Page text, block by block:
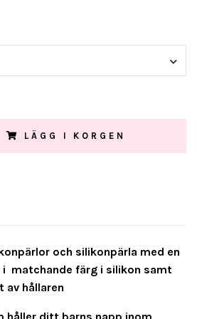
LÄGG I KORGEN
och silikonpärla med en
matchande färg i silikon samt
hållaren